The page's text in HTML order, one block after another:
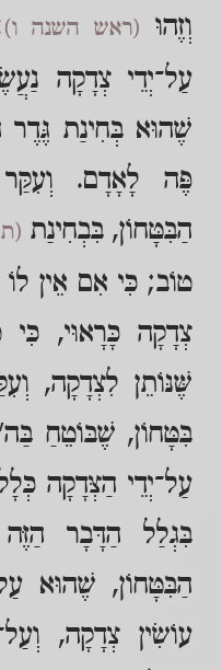
וְזֶהוּ (ראש השנה ו)
עַל־יְדֵי צְדָקָה
שֶׁהוּא בְּחִינַת
פֶּה לָאָדָם.
הַבִּטָּחוֹן, בִּבְחִינַת
טוֹב; כִּי אִם אֵין לוֹ
צְדָקָה כָּרָאוּי,
שֶּׁנּוֹתֵן לִצְדָקָה,
בִּטָּחוֹן, שֶׁבּוֹטֵחַ
עַל־יְדֵי הַצְּדָקָה
בִּגְלַל הַדָּבָר הַזֶּה
הַבִּטָּחוֹן, שֶׁהוּא
עוֹשִׂין צְדָקָה,